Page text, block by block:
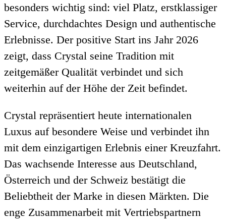
besonders wichtig sind: viel Platz, erstklassiger
Service, durchdachtes Design und authentische
Erlebnisse. Der positive Start ins Jahr 2026
zeigt, dass Crystal seine Tradition mit
zeitgemäßer Qualität verbindet und sich
weiterhin auf der Höhe der Zeit befindet.
Crystal repräsentiert heute internationalen
Luxus auf besondere Weise und verbindet ihn
mit dem einzigartigen Erlebnis einer Kreuzfahrt.
Das wachsende Interesse aus Deutschland,
Österreich und der Schweiz bestätigt die
Beliebtheit der Marke in diesen Märkten. Die
enge Zusammenarbeit mit Vertriebspartnern